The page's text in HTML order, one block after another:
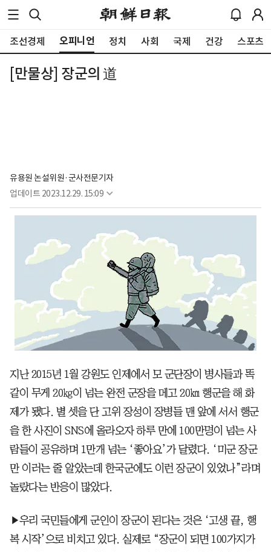
조선경제 오피니언 정치 사회 국제 건강 스포츠
[만물상] 장군의 道
유용원 논설위원·군사전문기자
업데이트 2023.12.29. 15:09
지난 2015년 1월 강원도 인제에서 모 군단장이 병사들과 똑
같이 무게 20㎏이 넘는 완전 군장을 메고 20㎞ 행군을 해 화
제가 됐다. 별 셋을 단 고위 장성이 장병들 맨 앞에 서서 행군
을 한 사진이 SNS에 올라오자 하루 만에 100만명이 넘는 사
람들이 공유하며 1만개 넘는 ‘좋아요’가 달렸다. ‘미군 장군
만 이러는 줄 알았는데 한국군에도 이런 장군이 있었나”라며
놀랐다는 반응이 많았다.
▶우리 국민들에게 군인이 장군이 된다는 것은 ‘고생 끝, 행
복 시작’으로 비치고 있다. 실제로 “장군이 되면 100가지가